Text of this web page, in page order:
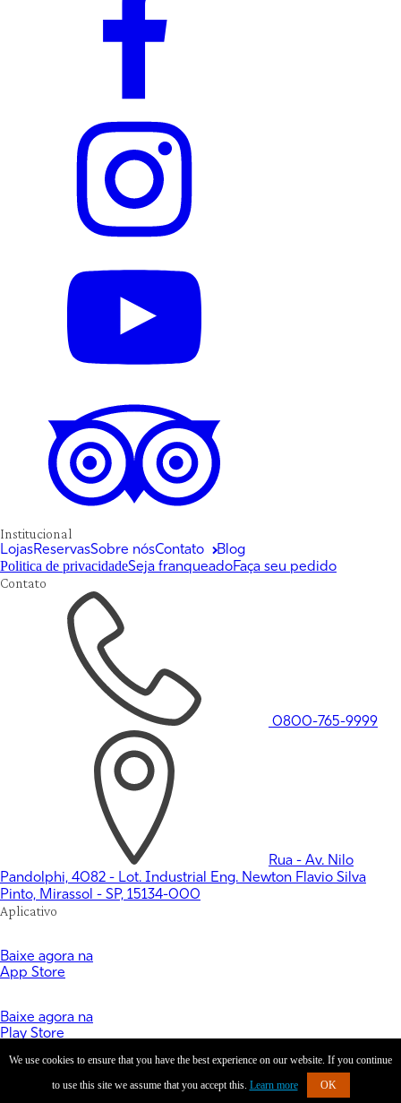
Institucional
LojasReservasSobre nósContato Blog
Politica de privacidadeSeja franqueadoFaça seu pedido
Contato
0800-765-9999
Rua - Av. Nilo
Pandolphi, 4082 - Lot. Industrial Eng. Newton Flavio Silva
Pinto, Mirassol - SP, 15134-000
Aplicativo
Baixe agora na
App Store
Baixe agora na
Play Store
reservados.
Desenvolvido com ❤️ por
We use cookies to ensure that you have the best experience on our website. If you continue
to use this site we assume that you accept this. Learn more OK